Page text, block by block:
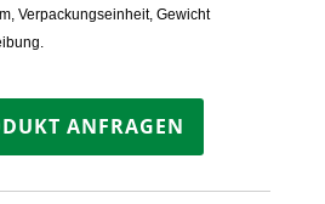
Verpackungseinheit, Gewicht
ANFRAGEN